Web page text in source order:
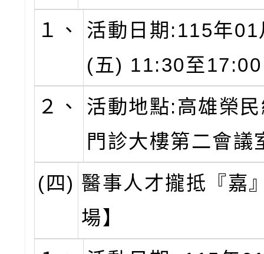
１、
活動日期:115年
(五) 11:30至
２、
活動地點:高雄榮
門診大樓第二會議
(四) 醫事人才攏抵『嘉
場】